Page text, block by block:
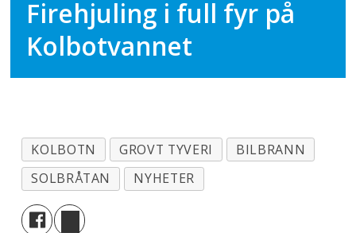
Firehjuling i full fyr på
Kolbotvannet
KOLBOTN GROVT TYVERI
BILBRANN
SOLBRÅTAN
NYHETER